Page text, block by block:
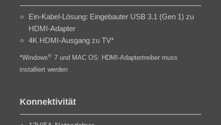
Ein-Kabel-Lösung: Eingebauter USB 3.1 (Gen 1) zu
HDMI-Adapter
4K HDMI-Ausgang zu TV*
*Windows® 7 und MAC OS: HDMI-Adaptertreiber muss
installiert werden
Konnektivität